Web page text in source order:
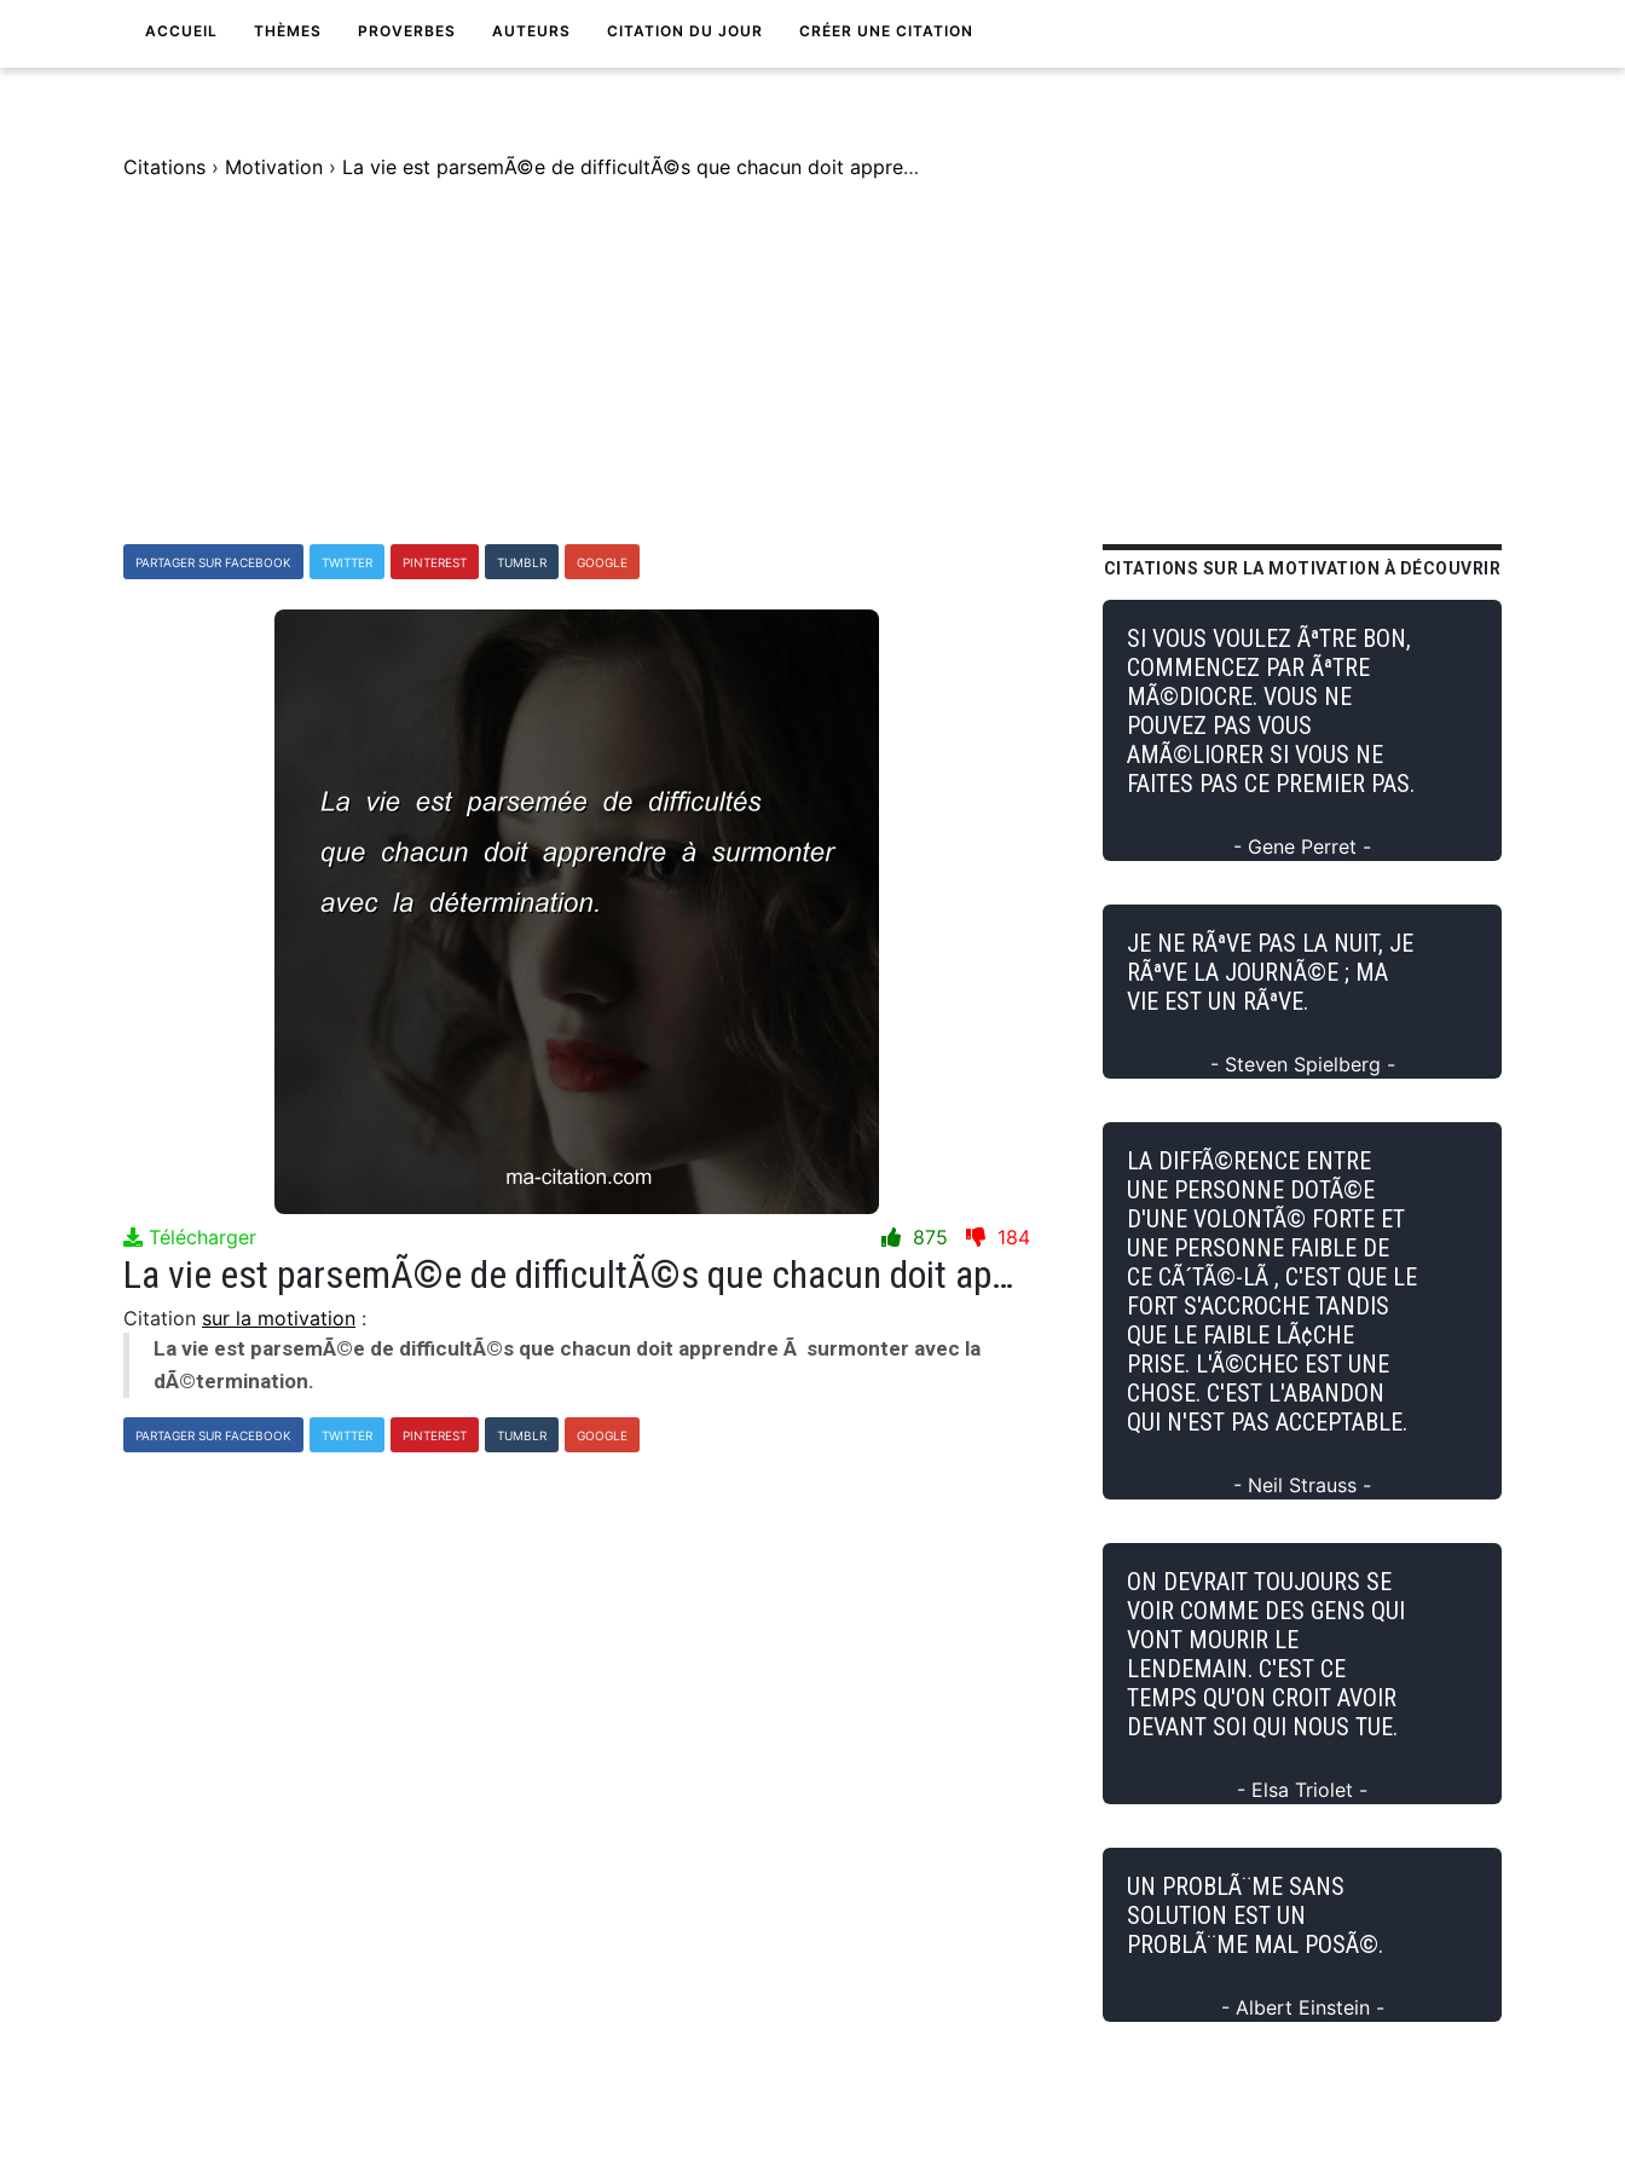
ACCUEIL THÈMES PROVERBES AUTEURS CITATION DU JOUR CRÉER UNE CITATION
Citations › Motivation › La vie est parsemÃ©e de difficultÃ©s que chacun doit apprendre Ã surmonter avec la dÃ©termination.
PARTAGER SUR FACEBOOK TWITTER PINTEREST TUMBLR GOOGLE
Télécharger 875 184
La vie est parsemÃ©e de difficultÃ©s que chacun doit apprendre Ã surmonter avec la dÃ©termination.
Citation sur la motivation :
La vie est parsemÃ©e de difficultÃ©s que chacun doit apprendre Ã surmonter avec la
dÃ©termination.
PARTAGER SUR FACEBOOK TWITTER PINTEREST TUMBLR GOOGLE
CITATIONS SUR LA MOTIVATION À DÉCOUVRIR
SI VOUS VOULEZ ÃªTRE BON,
COMMENCEZ PAR ÃªTRE
MÃ©DIOCRE. VOUS NE
POUVEZ PAS VOUS
AMÃ©LIORER SI VOUS NE
FAITES PAS CE PREMIER PAS.
- Gene Perret -
JE NE RÃªVE PAS LA NUIT, JE
RÃªVE LA JOURNÃ©E ; MA
VIE EST UN RÃªVE.
- Steven Spielberg -
LA DIFFÃ©RENCE ENTRE
UNE PERSONNE DOTÃ©E
D'UNE VOLONTÃ© FORTE ET
UNE PERSONNE FAIBLE DE
CE CÃ´TÃ©-LÃ , C'EST QUE LE
FORT S'ACCROCHE TANDIS
QUE LE FAIBLE LÃ¢CHE
PRISE. L'Ã©CHEC EST UNE
CHOSE. C'EST L'ABANDON
QUI N'EST PAS ACCEPTABLE.
- Neil Strauss -
ON DEVRAIT TOUJOURS SE
VOIR COMME DES GENS QUI
VONT MOURIR LE
LENDEMAIN. C'EST CE
TEMPS QU'ON CROIT AVOIR
DEVANT SOI QUI NOUS TUE.
- Elsa Triolet -
UN PROBLÃ¨ME SANS
SOLUTION EST UN
PROBLÃ¨ME MAL POSÃ©.
- Albert Einstein -